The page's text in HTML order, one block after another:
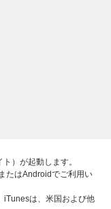
）が起動します。
たはAndroidでご利用い
iTunesは、米国および他